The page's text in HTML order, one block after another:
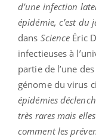
d’une infection
épidémie, c’est du
dans Science Éric
infectieuses à
partie de l’une
génome du virus
épidémies
très rares mais
comment les